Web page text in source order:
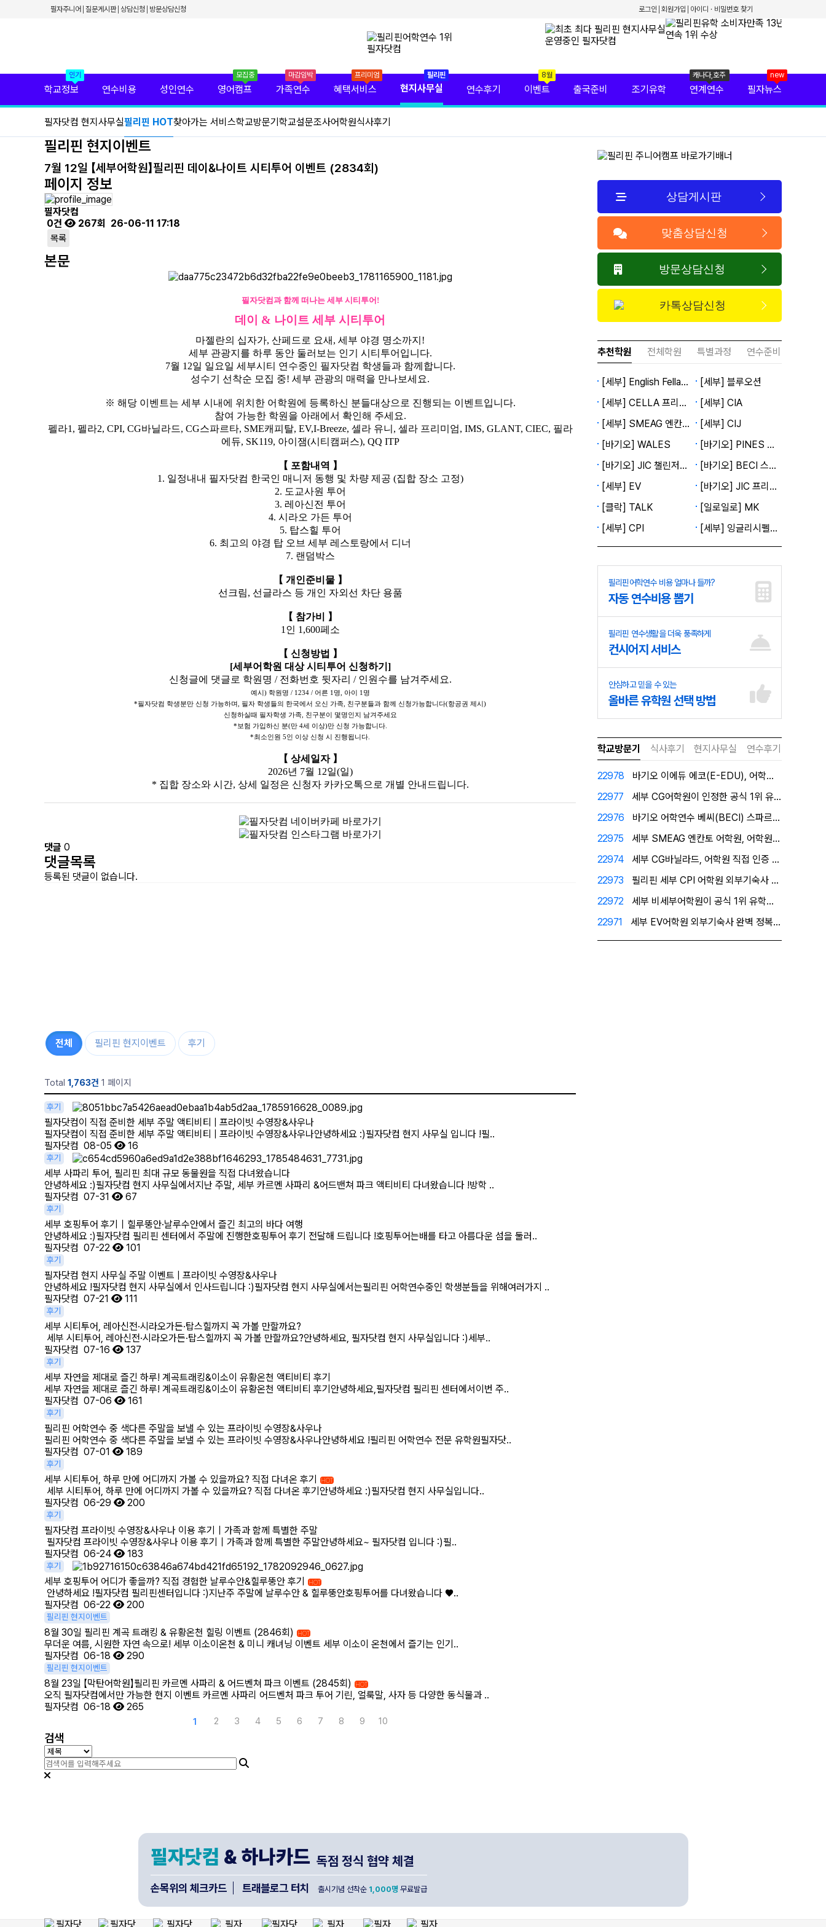
필자주니어 질문게시판 상담신청 방문상담신청 로그인 회원가입 아이디 · 비밀번호 찾기
필자닷컴 프리미엄 서비스
필자닷컴 현지 사무실
필자닷컴 이벤트
필리핀 출국준비
필리핀 조기유학
필리핀 연계연수
인기
학교정보 연수비용 성인연수
모집중
영어캠프
마감임박
가족연수
프리미엄
혜택서비스
필리핀
현지사무실 연수후기
8월
이벤트 출국준비 조기유학
캐나다,호주
연계연수
new
필자뉴스
필자닷컴 현지사무실필리핀 HOT찾아가는 서비스학교방문기학교설문조사어학원식사후기
필리핀 현지이벤트
7월 12일 【세부어학원】필리핀 데이&나이트 시티투어 이벤트 (2834회)
페이지 정보
필자닷컴
0건
267회 26-06-11 17:18
목록
본문
필자닷컴과 함께 떠나는 세부 시티투어!
데이 & 나이트 세부 시티투어
마젤란의 십자가, 산페드로 요새, 세부 야경 명소까지!
세부 관광지를 하루 동안 둘러보는 인기 시티투어입니다.
7월 12일 일요일 세부시티 연수중인 필자닷컴 학생들과 함께합니다.
성수기 선착순 모집 중! 세부 관광의 매력을 만나보세요.
※ 해당 이벤트는 세부 시내에 위치한 어학원에 등록하신 분들대상으로 진행되는 이벤트입니다.
참여 가능한 학원을 아래에서 확인해 주세요.
펠라1, 펠라2, CPI, CG바닐라드, CG스파르타, SME캐피탈, EV,I-Breeze, 셀라 유니, 셀라 프리미엄, IMS, GLANT, CIEC, 필라
에듀, SK119, 아이잼(시티캠퍼스), QQ ITP
【 포함내역 】
1. 일정내내 필자닷컴 한국인 매니저 동행 및 차량 제공 (집합 장소 고정)
2. 도교사원 투어
3. 레아신전 투어
4. 시라오 가든 투어
5. 탑스힐 투어
6. 최고의 야경 탑 오브 세부 레스토랑에서 디너
7. 랜덤박스
【 개인준비물 】
선크림, 선글라스 등 개인 자외선 차단 용품
【 참가비 】
1인 1,600페소
【 신청방법 】
[세부어학원 대상 시티투어 신청하기]
신청글에 댓글로 학원명 / 전화번호 뒷자리 / 인원수를 남겨주세요.
예시) 학원명 / 1234 / 어른 1명, 아이 1명
*필자닷컴 학생분만 신청 가능하며, 필자 학생들의 한국에서 오신 가족, 친구분들과 함께 신청가능합니다(항공권 제시)
신청하실때 필자학생 가족, 친구분이 몇명인지 남겨주세요
*보험 가입하신 분(만 4세 이상)만 신청 가능합니다.
*최소인원 5인 이상 신청 시 진행됩니다.
【 상세일자 】
2026년 7월 12일(일)
* 집합 장소와 시간, 상세 일정은 신청자 카카오톡으로 개별 안내드립니다.
댓글 0
댓글목록
등록된 댓글이 없습니다.
상담게시판
맞춤상담신청
방문상담신청
카톡상담신청
추천학원 전체학원 특별과정 연수준비
[세부] English Fella 2캠퍼스
[세부] 블루오션
[세부] CELLA 프리미엄캠퍼스
[세부] CIA
[세부] SMEAG 엔칸토캠퍼스
[세부] CIJ
[바기오] WALES
[바기오] PINES 메인캠퍼스
[바기오] JIC 챌린저캠퍼스
[바기오] BECI 스파르타캠퍼스
[세부] EV
[바기오] JIC 프리미엄캠퍼스
[클락] TALK
[일로일로] MK
[세부] CPI
[세부] 잉글리시펠라 1캠퍼스
필리핀어학연수 비용 얼마나 들까?
자동 연수비용 뽑기
필리핀 연수생활을 더욱 풍족하게
컨시어지 서비스
안심하고 믿을 수 있는
올바른 유학원 선택 방법
학교방문기 식사후기 현지사무실 연수후기
22978
바기오 이에듀 에코(E-EDU), 어학원이 직접 인증한…
22977
세부 CG어학원이 인정한 공식 1위 유학원 필자닷컴에서…
22976
바기오 어학연수 베씨(BECI) 스파르타 공식 1위유학…
22975
세부 SMEAG 엔칸토 어학원, 어학원이 직접 인증한 …
22974
세부 CG바닐라드, 어학원 직접 인증 공식 1위 유학원…
22973
필리핀 세부 CPI 어학원 외부기숙사 - 프리미엄 레지…
22972
세부 비세부어학원이 공식 1위 유학원으로 인정한 필자닷…
22971
세부 EV어학원 외부기숙사 완벽 정복! 1인실을 원한다…
전체 필리핀 현지이벤트 후기
Total 1,763건 1 페이지
후기
필자닷컴이 직접 준비한 세부 주말 액티비티 | 프라이빗 수영장&사우나
필자닷컴이 직접 준비한 세부 주말 액티비티 | 프라이빗 수영장&사우나안녕하세요 :)필자닷컴 현지 사무실 입니다 !필..
필자닷컴 08-05 16
후기
세부 사파리 투어, 필리핀 최대 규모 동물원을 직접 다녀왔습니다
안녕하세요 :)필자닷컴 현지 사무실에서지난 주말, 세부 카르멘 사파리 &어드밴쳐 파크 액티비티 다녀왔습니다 !방학 ..
필자닷컴 07-31 67
후기
세부 호핑투어 후기｜힐루뚱안·날루수안에서 즐긴 최고의 바다 여행
안녕하세요 :)필자닷컴 필리핀 센터에서 주말에 진행한호핑투어 후기 전달해 드립니다 !호핑투어는배를 타고 아름다운 섬을 둘러..
필자닷컴 07-22 101
후기
필자닷컴 현지 사무실 주말 이벤트 | 프라이빗 수영장&사우나
안녕하세요 !필자닷컴 현지 사무실에서 인사드립니다 :)필자닷컴 현지 사무실에서는필리핀 어학연수중인 학생분들을 위해여러가지 ..
필자닷컴 07-21 111
후기
세부 시티투어, 레아신전·시라오가든·탑스힐까지 꼭 가볼 만할까요?
세부 시티투어, 레아신전·시라오가든·탑스힐까지 꼭 가볼 만할까요?안녕하세요, 필자닷컴 현지 사무실입니다 :)세부..
필자닷컴 07-16 137
후기
세부 자연을 제대로 즐긴 하루! 계곡트래킹&이소이 유황온천 액티비티 후기
세부 자연을 제대로 즐긴 하루! 계곡트래킹&이소이 유황온천 액티비티 후기​안녕하세요,필자닷컴 필리핀 센터에서이번 주..
필자닷컴 07-06 161
후기
필리핀 어학연수 중 색다른 주말을 보낼 수 있는 프라이빗 수영장&사우나
필리핀 어학연수 중 색다른 주말을 보낼 수 있는 프라이빗 수영장&사우나안녕하세요 !필리핀 어학연수 전문 유학원필자닷..
필자닷컴 07-01 189
후기
세부 시티투어, 하루 만에 어디까지 가볼 수 있을까요? 직접 다녀온 후기 HOT
세부 시티투어, 하루 만에 어디까지 가볼 수 있을까요? 직접 다녀온 후기안녕하세요 :)필자닷컴 현지 사무실입니다..
필자닷컴 06-29 200
후기
필자닷컴 프라이빗 수영장&사우나 이용 후기｜가족과 함께 특별한 주말
필자닷컴 프라이빗 수영장&사우나 이용 후기｜가족과 함께 특별한 주말​안녕하세요~ 필자닷컴 입니다 :)​필..
필자닷컴 06-24 183
후기
세부 호핑투어 어디가 좋을까? 직접 경험한 날루수안&힐루뚱안 후기 HOT
안녕하세요 !필자닷컴 필리핀센터입니다 :)​지난주 주말에 날루수안 & 힐루뚱안호핑투어를 다녀왔습니다 ♥​..
필자닷컴 06-22 200
필리핀 현지이벤트
8월 30일 필리핀 계곡 트래킹 & 유황온천 힐링 이벤트 (2846회) HOT
무더운 여름, 시원한 자연 속으로! 세부 이소이온천 & 미니 캐녀닝 이벤트 세부 이소이 온천에서 즐기는 인기..
필자닷컴 06-18 290
필리핀 현지이벤트
8월 23일 【막탄어학원】필리핀 카르멘 사파리 & 어드벤쳐 파크 이벤트 (2845회) HOT
오직 필자닷컴에서만 가능한 현지 이벤트 카르멘 사파리 어드벤처 파크 투어 기린, 얼룩말, 사자 등 다양한 동식물과 ..
필자닷컴 06-18 265
1 2 3 4 5 6 7 8 9 10
검색
필자닷컴 & 하나카드 독점 정식 협약 체결
손목위의 체크카드 트래블로그 터치 출시기념 선착순 1,000명무료발급